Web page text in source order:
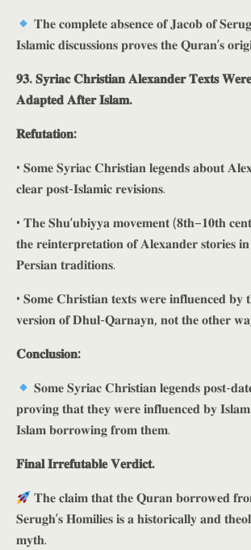
𝐓𝐡𝐞 𝐜𝐨𝐦𝐩𝐥𝐞𝐭𝐞 𝐚𝐛𝐬𝐞𝐧𝐜𝐞 𝐨𝐟 𝐉𝐚𝐜𝐨𝐛 𝐨𝐟
𝐈𝐬𝐥𝐚𝐦𝐢𝐜 𝐝𝐢𝐬𝐜𝐮𝐬𝐬𝐢𝐨𝐧𝐬 𝐩𝐫𝐨𝐯𝐞𝐬 𝐭𝐡𝐞 𝐐𝐮𝐫𝐚𝐧’𝐬
𝟗𝟑. 𝐒𝐲𝐫𝐢𝐚𝐜 𝐂𝐡𝐫𝐢𝐬𝐭𝐢𝐚𝐧 𝐀𝐥𝐞𝐱𝐚𝐧𝐝𝐞𝐫 𝐓𝐞𝐱𝐭𝐬 𝐖𝐞𝐫𝐞
𝐀𝐝𝐚𝐩𝐭𝐞𝐝 𝐀𝐟𝐭𝐞𝐫 𝐈𝐬𝐥𝐚𝐦.
𝐑𝐞𝐟𝐮𝐭𝐚𝐭𝐢𝐨𝐧:
• 𝐒𝐨𝐦𝐞 𝐒𝐲𝐫𝐢𝐚𝐜 𝐂𝐡𝐫𝐢𝐬𝐭𝐢𝐚𝐧 𝐥𝐞𝐠𝐞𝐧𝐝𝐬 𝐚𝐛𝐨𝐮𝐭
𝐜𝐥𝐞𝐚𝐫 𝐩𝐨𝐬𝐭-𝐈𝐬𝐥𝐚𝐦𝐢𝐜 𝐫𝐞𝐯𝐢𝐬𝐢𝐨𝐧𝐬.
• 𝐓𝐡𝐞 𝐒𝐡𝐮‘𝐮𝐛𝐢𝐲𝐲𝐚 𝐦𝐨𝐯𝐞𝐦𝐞𝐧𝐭 (𝟖𝐭𝐡–𝟏𝟎𝐭𝐡
𝐭𝐡𝐞 𝐫𝐞𝐢𝐧𝐭𝐞𝐫𝐩𝐫𝐞𝐭𝐚𝐭𝐢𝐨𝐧 𝐨𝐟 𝐀𝐥𝐞𝐱𝐚𝐧𝐝𝐞𝐫 𝐬𝐭𝐨𝐫𝐢𝐞𝐬
𝐏𝐞𝐫𝐬𝐢𝐚𝐧 𝐭𝐫𝐚𝐝𝐢𝐭𝐢𝐨𝐧𝐬.
• 𝐒𝐨𝐦𝐞 𝐂𝐡𝐫𝐢𝐬𝐭𝐢𝐚𝐧 𝐭𝐞𝐱𝐭𝐬 𝐰𝐞𝐫𝐞 𝐢𝐧𝐟𝐥𝐮𝐞𝐧𝐜𝐞𝐝 𝐛𝐲
𝐯𝐞𝐫𝐬𝐢𝐨𝐧 𝐨𝐟 𝐃𝐡𝐮𝐥-𝐐𝐚𝐫𝐧𝐚𝐲𝐧, 𝐧𝐨𝐭 𝐭𝐡𝐞 𝐨𝐭𝐡𝐞𝐫
𝐂𝐨𝐧𝐜𝐥𝐮𝐬𝐢𝐨𝐧:
𝐒𝐨𝐦𝐞 𝐒𝐲𝐫𝐢𝐚𝐜 𝐂𝐡𝐫𝐢𝐬𝐭𝐢𝐚𝐧 𝐥𝐞𝐠𝐞𝐧𝐝𝐬 𝐩𝐨𝐬𝐭-
𝐩𝐫𝐨𝐯𝐢𝐧𝐠 𝐭𝐡𝐚𝐭 𝐭𝐡𝐞𝐲 𝐰𝐞𝐫𝐞 𝐢𝐧𝐟𝐥𝐮𝐞𝐧𝐜𝐞𝐝 𝐛𝐲
𝐈𝐬𝐥𝐚𝐦 𝐛𝐨𝐫𝐫𝐨𝐰𝐢𝐧𝐠 𝐟𝐫𝐨𝐦 𝐭𝐡𝐞𝐦.
𝐅𝐢𝐧𝐚𝐥 𝐈𝐫𝐫𝐞𝐟𝐮𝐭𝐚𝐛𝐥𝐞 𝐕𝐞𝐫𝐝𝐢𝐜𝐭.
𝐓𝐡𝐞 𝐜𝐥𝐚𝐢𝐦 𝐭𝐡𝐚𝐭 𝐭𝐡𝐞 𝐐𝐮𝐫𝐚𝐧 𝐛𝐨𝐫𝐫𝐨𝐰𝐞𝐝
𝐒𝐞𝐫𝐮𝐠𝐡’𝐬 𝐇𝐨𝐦𝐢𝐥𝐢𝐞𝐬 𝐢𝐬 𝐚 𝐡𝐢𝐬𝐭𝐨𝐫𝐢𝐜𝐚𝐥𝐥𝐲 𝐚𝐧𝐝
𝐦𝐲𝐭𝐡.